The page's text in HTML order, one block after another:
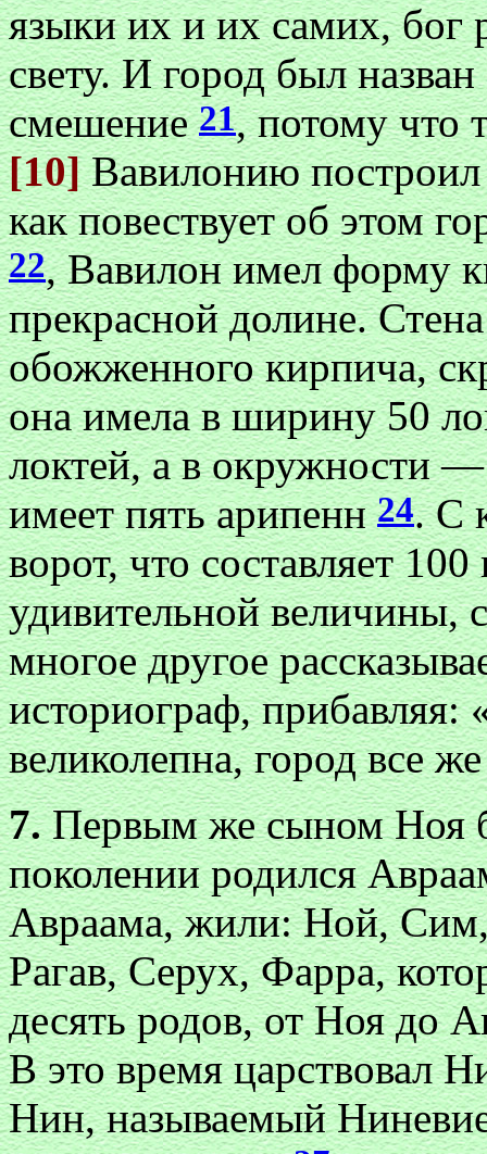
языки их и их самих, бог
свету. И город был
смешение21, потому что
[10]Вавилонию
как повествует об этом
22, Вавилон имел форму
прекрасной долине.
обожженного кирпича,
она имела в ширину 50
локтей, а в окружности
имеет пять арипенн24. С
ворот, что составляет
удивительной величины,
многое другое
историограф, прибавляя:
великолепна, город все
7.Первым же сыном Ноя
поколении родился
Авраама, жили: Ной,
Рагав, Серух, Фарра,
десять родов, от Ноя до
В это время царствовал
Нин, называемый